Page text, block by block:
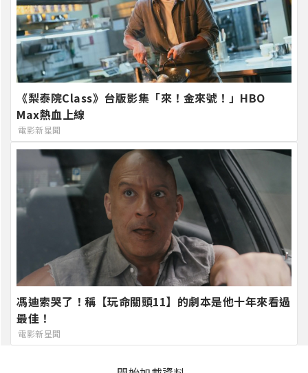
《梨泰院Class》台版影集「來！金來號！」HBO
Max熱血上線
電影新星聞
馮迪索哭了！稱【玩命關頭11】的劇本是他十年來看過
最佳！
電影新星聞